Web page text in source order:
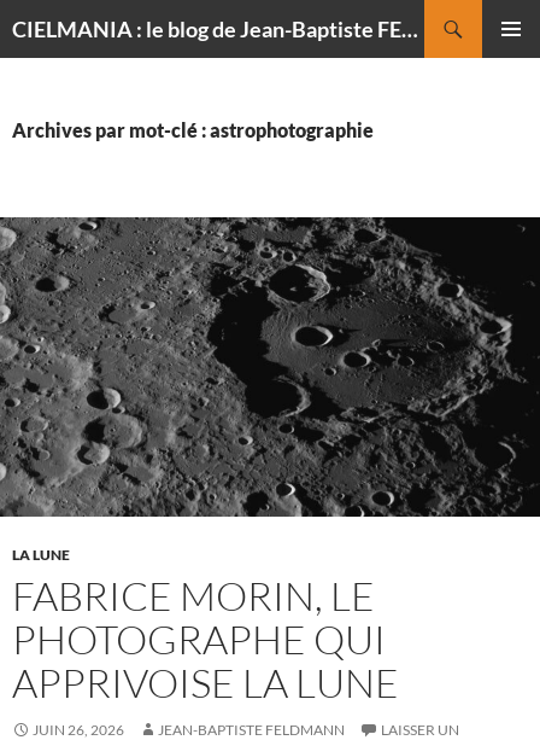
CIELMANIA : le blog de Jean-Baptiste FELDMANN, photographe du ciel
Archives par mot-clé : astrophotographie
LA LUNE
FABRICE MORIN, LE
PHOTOGRAPHE QUI
APPRIVOISE LA LUNE
JUIN 26, 2026 JEAN-BAPTISTE FELDMANN
LAISSER UN